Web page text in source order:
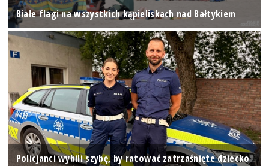
Białe flagi na wszystkich kąpieliskach nad Bałtykiem
Policjanci wybili szybę, by ratować zatrzaśnięte dziecko